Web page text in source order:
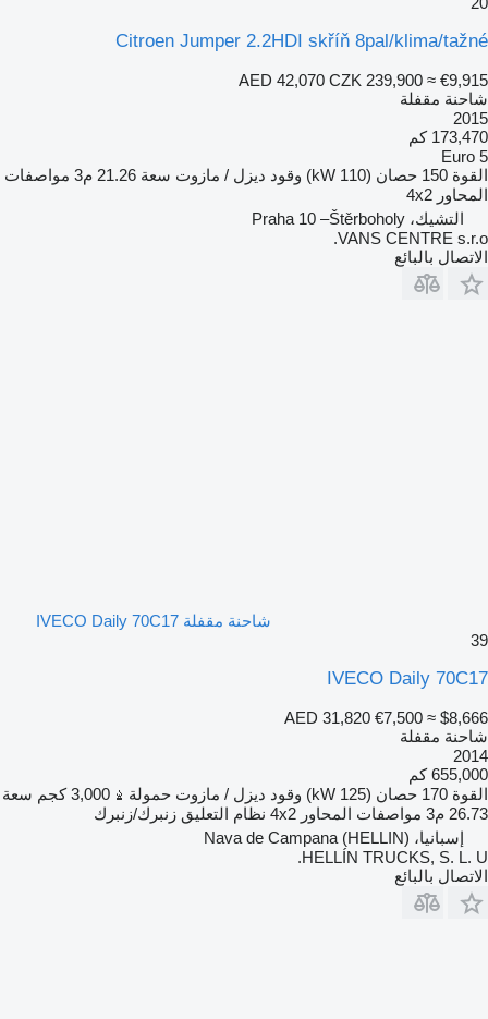
Citroen Jumper 2.2HDI skříň 8pal/klima/tažné
AED 42,070 CZK 239,900 ≈ €9,915
شاحنة مقفلة
2015
173,470 كم
Euro 5
القوة 150 حصان (110 kW) وقود ديزل / مازوت سعة 21.26 م3
مواصفات
المحاور 4x2
التشيك، Praha 10 –Štěrboholy
VANS CENTRE s.r.o.
الاتصال بالبائع
شاحنة مقفلة IVECO Daily 70C17
39
IVECO Daily 70C17
AED 31,820 €7,500 ≈ $8,666
شاحنة مقفلة
2014
655,000 كم
القوة 170 حصان (125 kW) وقود ديزل / مازوت حمولة 3,000 كجم
سعة
26.73 م3
مواصفات المحاور 4x2 نظام التعليق زنبرك/زنبرك
إسبانيا، Nava de Campana (HELLIN)
HELLÍN TRUCKS, S. L. U.
الاتصال بالبائع